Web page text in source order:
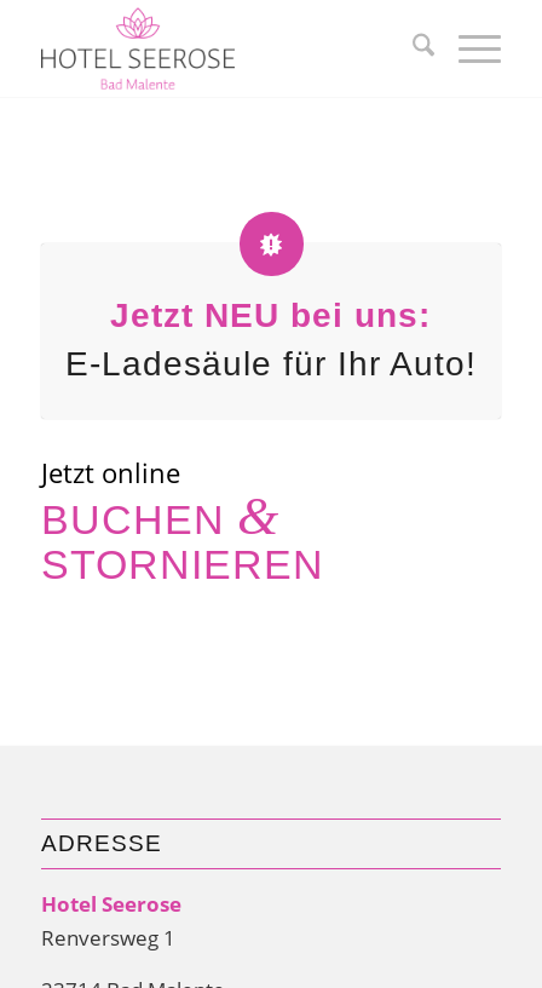
Jetzt NEU bei uns:
E-Ladesäule für Ihr Auto!
Jetzt online
BUCHEN &
STORNIEREN
ADRESSE
Hotel Seerose
Renversweg 1